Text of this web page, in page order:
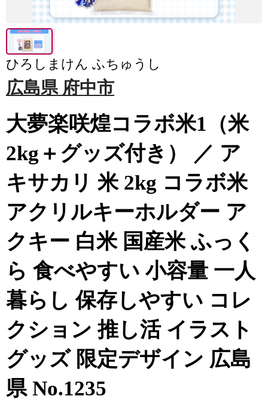
ひろしまけん ふちゅうし
広島県 府中市
大夢楽咲煌コラボ米1（米
2kg＋グッズ付き） ／ ア
キサカリ 米 2kg コラボ米
アクリルキーホルダー ア
クキー 白米 国産米 ふっく
ら 食べやすい 小容量 一人
暮らし 保存しやすい コレ
クション 推し活 イラスト
グッズ 限定デザイン 広島
県 No.1235